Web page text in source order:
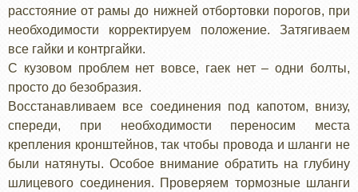
расстояние от рамы до нижней отбортовки порогов, при
необходимости корректируем положение. Затягиваем
все гайки и контргайки.
С кузовом проблем нет вовсе, гаек нет – одни болты,
просто до безобразия.
Восстанавливаем все соединения под капотом, внизу,
спереди, при необходимости переносим места
крепления кронштейнов, так чтобы провода и шланги не
были натянуты. Особое внимание обратить на глубину
шлицевого соединения. Проверяем тормозные шланги